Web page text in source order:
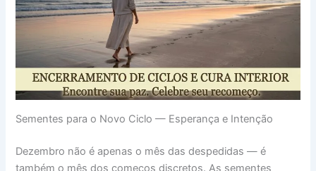
Sementes para o Novo Ciclo — Esperança e Intenção
Dezembro não é apenas o mês das despedidas — é
também o mês dos começos discretos. As sementes